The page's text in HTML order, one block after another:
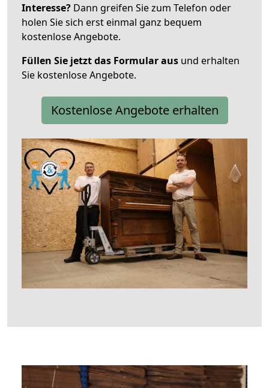
Interesse? Dann greifen Sie zum Telefon oder
holen Sie sich erst einmal ganz bequem
kostenlose Angebote.
Füllen Sie jetzt das Formular aus und erhalten
Sie kostenlose Angebote.
Kostenlose Angebote erhalten